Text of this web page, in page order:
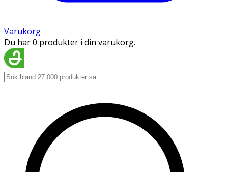
Varukorg
Du har 0 produkter i din varukorg.